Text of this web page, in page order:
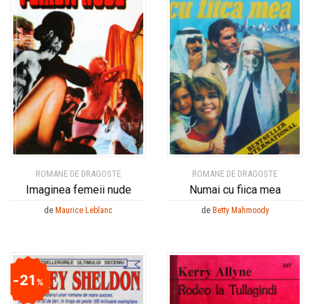
ROMANE DE DRAGOSTE
Imaginea femeii nude
de Maurice Leblanc
ROMANE DE DRAGOSTE
Numai cu fiica mea
de Betty Mahmoody
21%